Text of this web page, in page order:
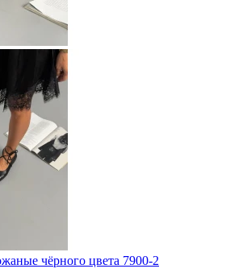
чёрного цвета 7900-2